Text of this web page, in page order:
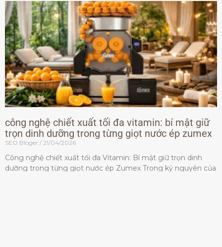
công nghệ chiết xuất tối đa vitamin: bí mật giữ
trọn dinh dưỡng trong từng giọt nước ép zumex
SEO Bloger 21/04/2026
Công nghệ chiết xuất tối đa Vitamin: Bí mật giữ trọn dinh
dưỡng trong từng giọt nước ép Zumex Trong kỷ nguyên của